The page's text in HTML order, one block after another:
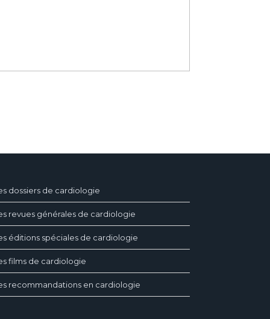
dossiers de cardiologie
revues générales de cardiologie
éditions spéciales de cardiologie
films de cardiologie
recommandations en cardiologie